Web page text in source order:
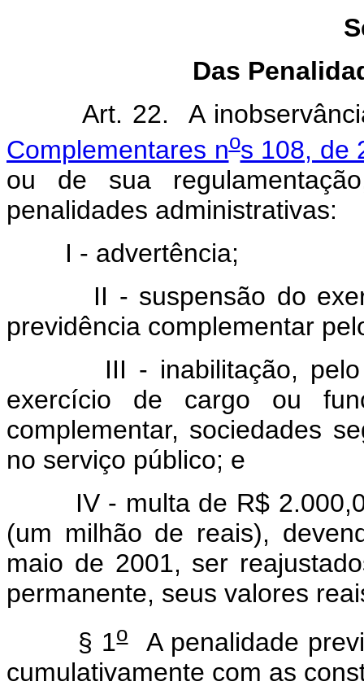
Das
Art. 22. A inobservância
Complementares nos 108, de
ou de sua
penalidades administrativas:
I - advertência;
II - suspensão do
previdência complementar
III - inabilitação, pelo
exercício de cargo ou
complementar, sociedades
no serviço público; e
IV - multa de R$ 2.000,00
(um milhão de reais),
maio de 2001, ser
permanente, seus valores
§ 1oA penalidade
cumulativamente com as